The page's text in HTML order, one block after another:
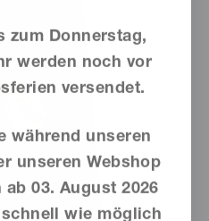
zum Donnerstag,
werden noch vor
versendet.
während unseren
unseren Webshop
ab03. August 2026
wie möglich